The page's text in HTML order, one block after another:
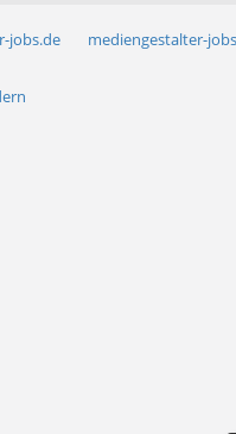
jobs.de mediengestalter-